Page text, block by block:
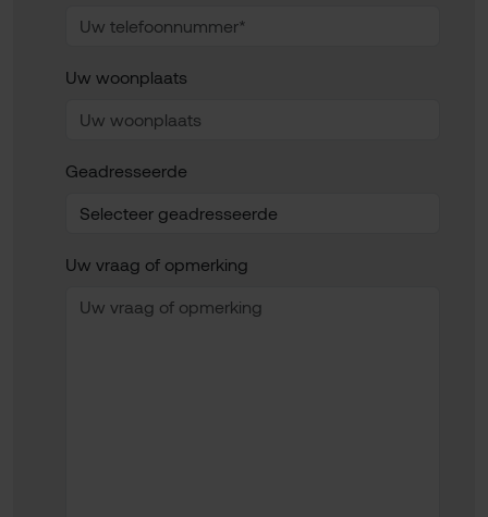
Uw woonplaats
Geadresseerde
Uw vraag of opmerking